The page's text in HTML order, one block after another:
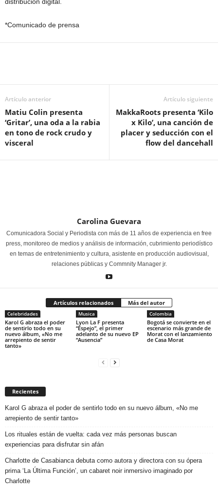
*Comunicado de prensa
Artículo anterior
Matiu Colin presenta
‘Gritar’, una oda a la rabia
en tono de rock crudo y
visceral
Artículo siguiente
MakkaRoots presenta ‘Kilo
x Kilo’, una canción de
placer y seducción con el
flow del dancehall
Carolina Guevara
Comunicadora Social y Periodista con más de 11 años de experiencia en free
press, monitoreo de medios y análisis de información, cubrimiento periodístico
en temas de entretenimiento y cultura, asistente en producción audiovisual,
relaciones públicas y Commnity Manager jr.
Artículos relacionados Más del autor
Celebridades
Karol G abraza el poder
de sentirlo todo en su
nuevo álbum, «No me
arrepiento de sentir
tanto»
Musica
Lyon La F presenta
“Espejo”, el primer
adelanto de su nuevo EP
“Ausencia”
Colombia
Bogotá se convierte en el
escenario más grande de
Morat con el lanzamiento
de Casa Morat
Recientes
Karol G abraza el poder de sentirlo todo en su nuevo álbum, «No me
arrepiento de sentir tanto»
Los rituales están de vuelta: cada vez más personas buscan
experiencias para disfrutar sin afán
Charlotte de Casabianca debuta como autora y directora con su ópera
prima ‘La Última Función’, un cabaret noir inmersivo imaginado por
Charlotte